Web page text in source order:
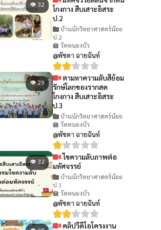
👁 32
โกงกาง สืบเสาะอิสระ
ป.2
บ้านนักวิทยาศาสตร์น้อย
ป.2
🏫 วัดหนองบัว
@พัชดา ฉายฉันท์
👁 29
ตามหาความลับสีย้อม
รักษ์โลกของรากสด
โกงกาง สืบเสาะอิสระ
ป.3
บ้านนักวิทยาศาสตร์น้อย
🏫 วัดหนองบัว
@พัชดา ฉายฉันท์
👁 32
ไขความลับภาพต่อ
มหัศจรรย์
บ้านนักวิทยาศาสตร์น้อย
ป.1
🏫 วัดหนองบัว
@พัชดา ฉายฉันท์
คลิปวีดีโอโครงงาน